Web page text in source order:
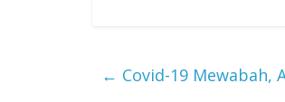
← Covid-19 Mewabah,